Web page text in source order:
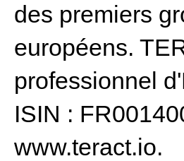
des premiers
européens.
professionnel
ISIN :
www.teract.io.